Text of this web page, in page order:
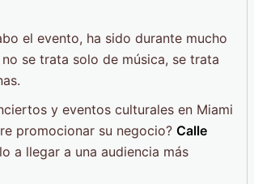
el evento, ha sido durante mucho
se trata solo de música, se trata
y eventos culturales en Miami
promocionar su negocio? Calle
a llegar a una audiencia más